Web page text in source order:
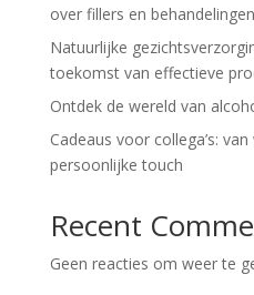
over fillers en behandelingen
Natuurlijke
toekomst van effectieve
Ontdek de wereld van
Cadeaus voor collega’s:
persoonlijke touch
Recent
Geen reacties om weer te